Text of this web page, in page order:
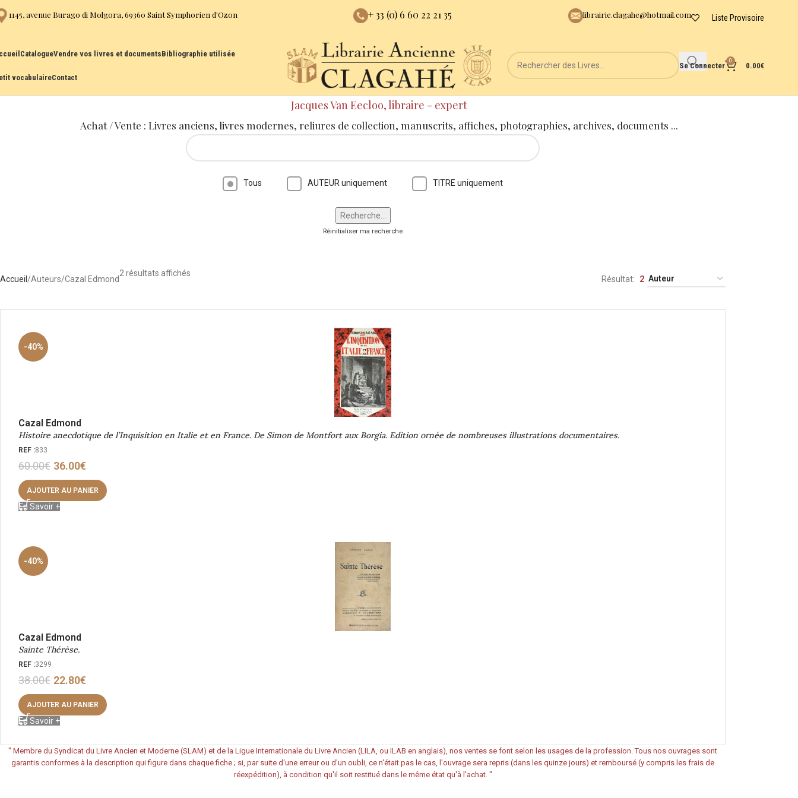
1145, avenue Burago di Molgora, 69360 Saint Symphorien d'Ozon + 33 (0) 6 60 22 21 35 librairie.clagahe@hotmail.com Liste Provisoire
CatalogueVendre vos livres et documentsBibliographie utilisée
vocabulaireContact
Se Connecter
0
0.00€
Jacques Van Eecloo, libraire - expert
Achat / Vente : Livres anciens, livres modernes, reliures de collection, manuscrits, affiches, photographies, archives, documents ...
Tous AUTEUR uniquement TITRE uniquement
Réinitialiser ma recherche
Accueil Auteurs Cazal Edmond
2 résultats affichés
Résultat 2
-40%
Cazal Edmond
Histoire anecdotique de l’Inquisition en Italie et en France. De Simon de Montfort aux Borgia. Edition ornée de nombreuses illustrations documentaires.
REF :833
60.00€ 36.00€
AJOUTER AU PANIER
En Savoir +
-40%
Cazal Edmond
Sainte Thérèse.
REF :3299
38.00€ 22.80€
AJOUTER AU PANIER
En Savoir +
" Membre du Syndicat du Livre Ancien et Moderne (SLAM) et de la Ligue Internationale du Livre Ancien (LILA, ou ILAB en anglais), nos ventes se font selon les usages de la profession. Tous nos ouvrages sont
garantis conformes à la description qui figure dans chaque fiche ; si, par suite d'une erreur ou d'un oubli, ce n'était pas le cas, l'ouvrage sera repris (dans les quinze jours) et remboursé (y compris les frais de
réexpédition), à condition qu'il soit restitué dans le même état qu'à l'achat. "